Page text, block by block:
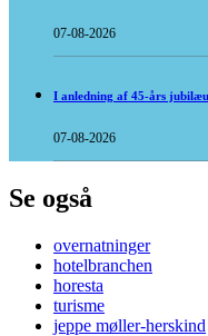
07-08-2026
I anledning af 45-års
07-08-2026
Se også
overnatninger
hotelbranchen
horesta
turisme
jeppe møller-herskind